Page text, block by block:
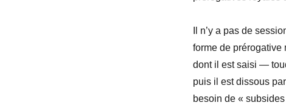
Il n’y a pas de
forme de prérogative
dont il est saisi —
puis il est dissous
besoin de « subsides